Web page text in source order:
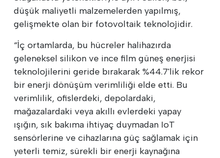
düşük maliyetli malzemelerden yapılmış,
gelişmekte olan bir fotovoltaik teknolojidir.
“İç ortamlarda, bu hücreler halihazırda
geleneksel silikon ve ince film güneş enerjisi
teknolojilerini geride bırakarak %44.7'lik rekor
bir enerji dönüşüm verimliliği elde etti. Bu
verimlilik, ofislerdeki, depolardaki,
mağazalardaki veya akıllı evlerdeki yapay
ışığın, sık bakıma ihtiyaç duymadan IoT
sensörlerine ve cihazlarına güç sağlamak için
yeterli temiz, sürekli bir enerji kaynağına